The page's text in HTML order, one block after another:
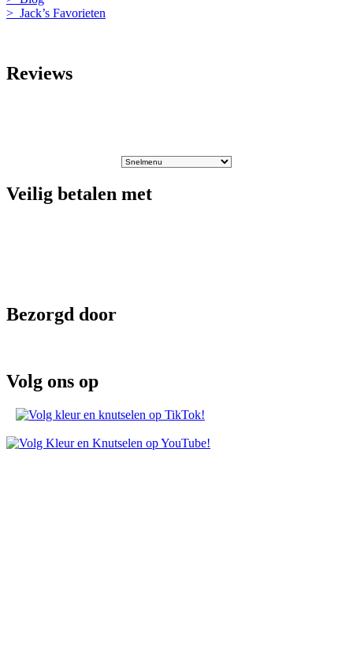
> Jack’s Favorieten
Reviews
Veilig betalen met
Bezorgd door
Volg ons op